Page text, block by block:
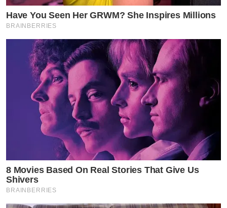
Have You Seen Her GRWM? She Inspires Millions
BRAINBERRIES
8 Movies Based On Real Stories That Give Us
Shivers
BRAINBERRIES